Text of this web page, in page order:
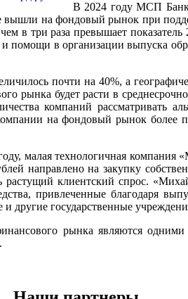
В 2024 году МСП
на фондовый рынок при
в три раза превышает
помощи в организации выпуска
почти на 40%, а
рынка будет расти в
компаний рассматривать
на фондовый рынок
малая технологичная
направлено на закупку
клиентский спрос.
привлеченные благодаря
другие государственные
рынка являются